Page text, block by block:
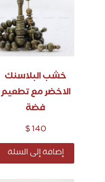
خشب البلاسنك
الاخضر مع تطعيم
فضة
$140
إضافة إلى السلة